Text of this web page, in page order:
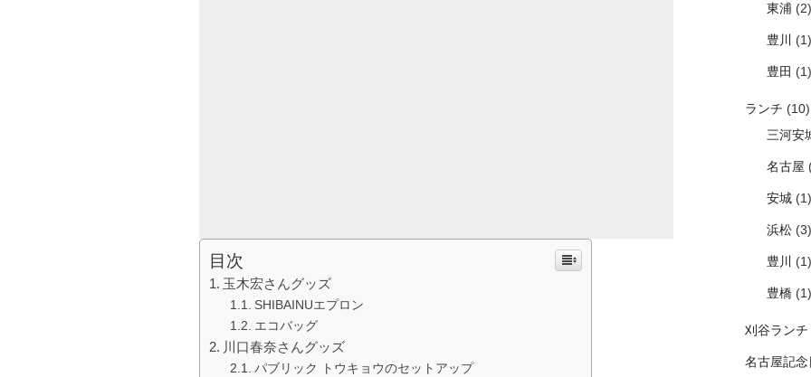
目次
玉木宏さんグッズ
SHIBAINUエプロン
エコバッグ
川口春奈さんグッズ
パブリック トウキョウのセットアップ
東浦 (2)
豊川 (1)
豊田 (1)
ランチ (10)
三河安
名古屋
安城(1)
浜松(3)
豊川 (1)
豊橋(1)
刈谷ランチ
名古屋記